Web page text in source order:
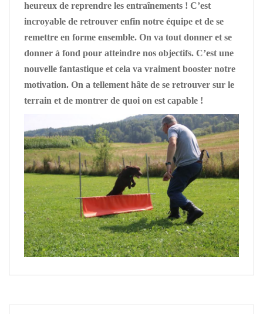
heureux de reprendre les entraînements ! C’est
incroyable de retrouver enfin notre équipe et de se
remettre en forme ensemble. On va tout donner et se
donner à fond pour atteindre nos objectifs. C’est une
nouvelle fantastique et cela va vraiment booster notre
motivation. On a tellement hâte de se retrouver sur le
terrain et de montrer de quoi on est capable !